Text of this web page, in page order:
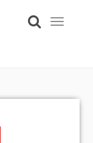
Toggle